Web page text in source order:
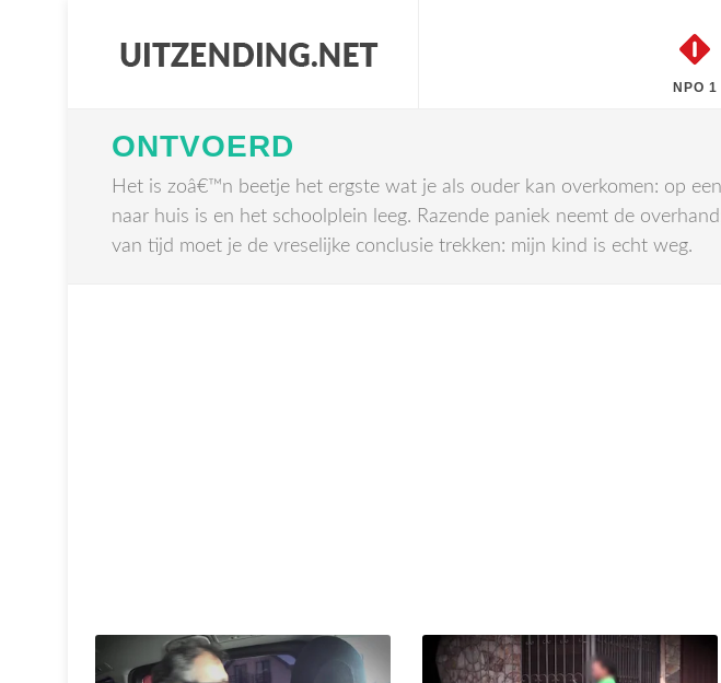
NPO 1
ONTVOERD
Het is zoâ€™n beetje het ergste wat je als ouder kan overkomen: op
naar huis is en het schoolplein leeg. Razende paniek neemt de
van tijd moet je de vreselijke conclusie trekken: mijn kind is echt weg.